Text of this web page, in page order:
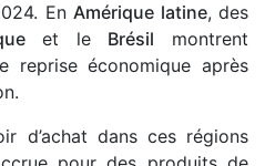
EnAmérique latine, des
et le Brésil montrent
reprise économique après
d’achat dans ces régions